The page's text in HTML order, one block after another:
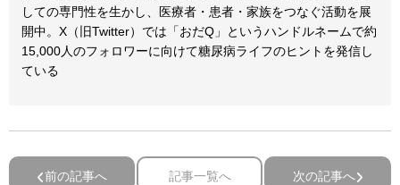
しての専門性を生かし、医療者・患者・家族をつなぐ活動を展
開中。X（旧Twitter）では「おだQ」というハンドルネームで約
15,000人のフォロワーに向けて糖尿病ライフのヒントを発信し
ている
前の記事へ 記事一覧へ 次の記事へ